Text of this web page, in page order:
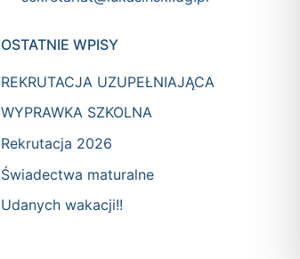
OSTATNIE WPISY
REKRUTACJA UZUPEŁNIAJĄCA
WYPRAWKA SZKOLNA
Rekrutacja 2026
Świadectwa maturalne
Udanych wakacji!!